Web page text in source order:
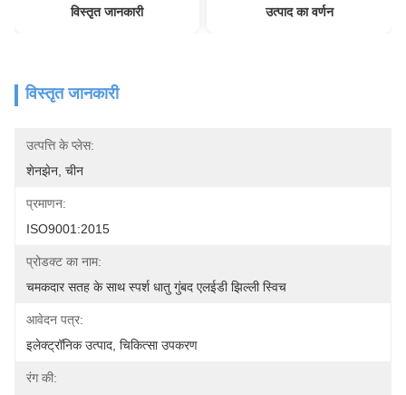
विस्तृत जानकारी उत्पाद का वर्णन
विस्तृत जानकारी
उत्पत्ति के प्लेस:
शेनझेन, चीन
प्रमाणन:
ISO9001:2015
प्रोडक्ट का नाम:
चमकदार सतह के साथ स्पर्श धातु गुंबद एलईडी झिल्ली स्विच
आवेदन पत्र:
इलेक्ट्रॉनिक उत्पाद, चिकित्सा उपकरण
रंग की: